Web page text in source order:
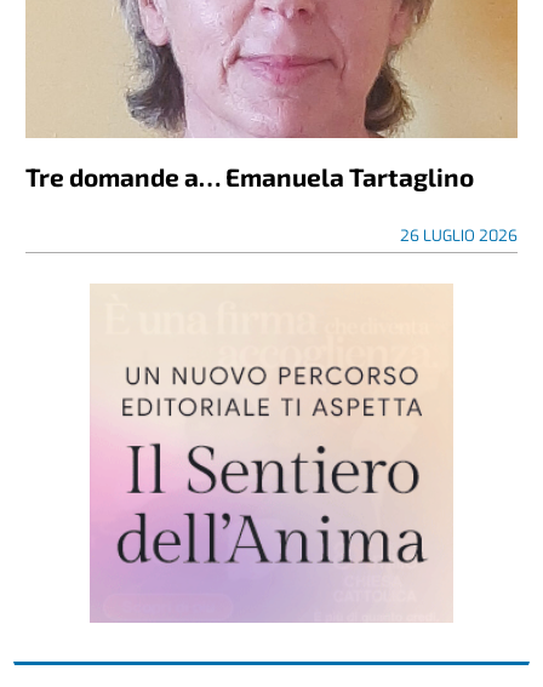
Tre domande a… Emanuela Tartaglino
26 LUGLIO 2026